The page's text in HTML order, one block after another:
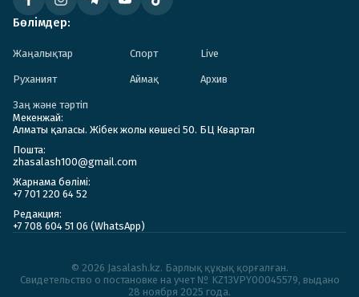
Бөлімдер:
Жаңалықтар Спорт Live
Руханият Аймақ Архив
Заң және тәртіп
Мекенжай:
Алматы қаласы. Жібек жолы көшесі 50. БЦ Квартал
Пошта:
zhasalash100@gmail.com
Жарнама бөлімі:
+7 701 220 64 52
Редакция:
+7 708 604 51 06 (WhatsApp)
© 2026 Jasalash.kz. Барлық құқық қорғалған.
Cвидетельство о постановке на учет № KZ13VPY00045579, выдано
28 ноября 2025 года.